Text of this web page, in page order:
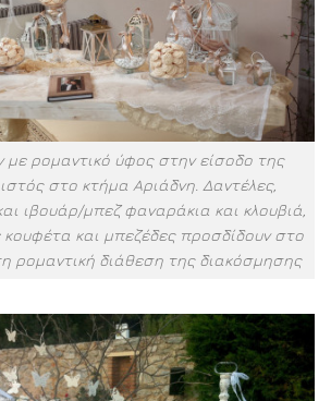
με ρομαντικό ύφος στην είσοδο της
στο κτήμα Αριάδνη. Δαντέλες,
ιβουάρ/μπεζ φαναράκια και κλουβιά,
κουφέτα και μπεζέδες προσδίδουν στο
ρομαντική διάθεση της διακόσμησης